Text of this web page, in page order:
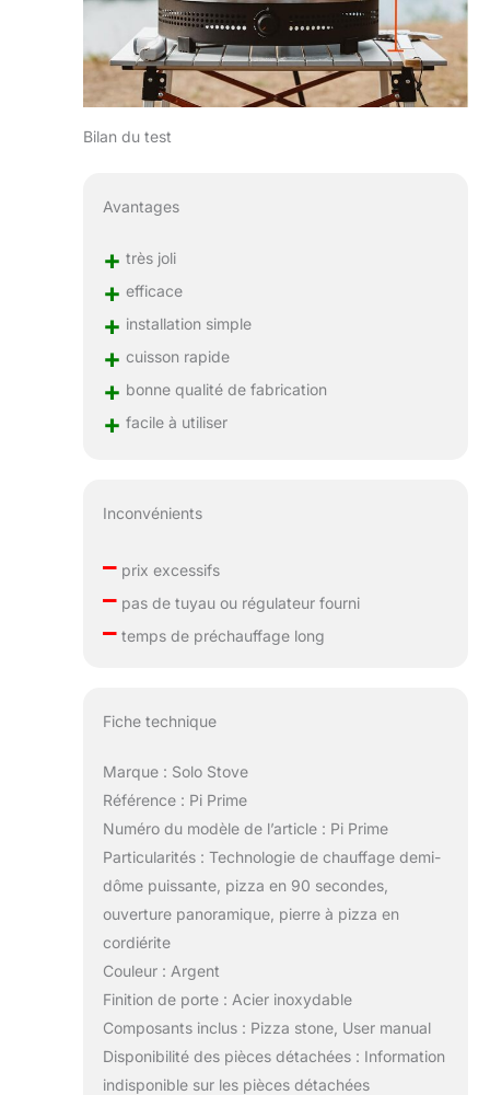
cm x Dia : 52 cm,
13,8 kg. Chaleur :
Jusqu'à 482,22°C.
Bilan du test
Avantages
+ très joli
+ efficace
+ installation simple
+ cuisson rapide
+ bonne qualité de fabrication
+ facile à utiliser
Inconvénients
–prix excessifs
–pas de tuyau ou régulateur fourni
–temps de préchauffage long
Fiche technique
Marque : Solo Stove
Référence : Pi Prime
Numéro du modèle de l’article : Pi Prime
Particularités : Technologie de chauffage demi-
dôme puissante, pizza en 90 secondes,
ouverture panoramique, pierre à pizza en
cordiérite
Couleur : Argent
Finition de porte : Acier inoxydable
Composants inclus : Pizza stone, User manual
Disponibilité des pièces détachées : Information
indisponible sur les pièces détachées